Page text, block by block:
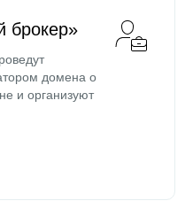
брокер»
домена о
и организуют